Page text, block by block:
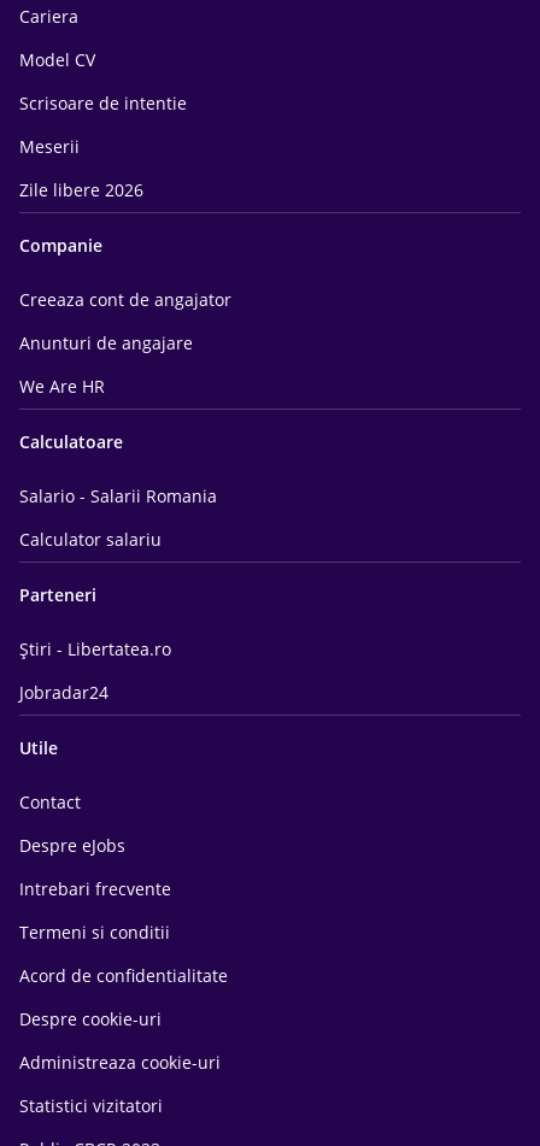
Cariera
Model CV
Scrisoare de intentie
Meserii
Zile libere 2026
Companie
Creeaza cont de angajator
Anunturi de angajare
We Are HR
Calculatoare
Salario - Salarii Romania
Calculator salariu
Parteneri
Știri - Libertatea.ro
Jobradar24
Utile
Contact
Despre eJobs
Intrebari frecvente
Termeni si conditii
Acord de confidentialitate
Despre cookie-uri
Administreaza cookie-uri
Statistici vizitatori